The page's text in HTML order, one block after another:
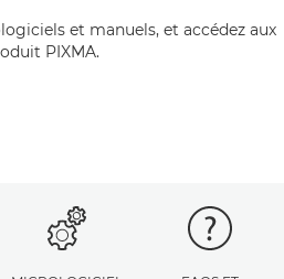
et manuels, et accédez aux
PIXMA.